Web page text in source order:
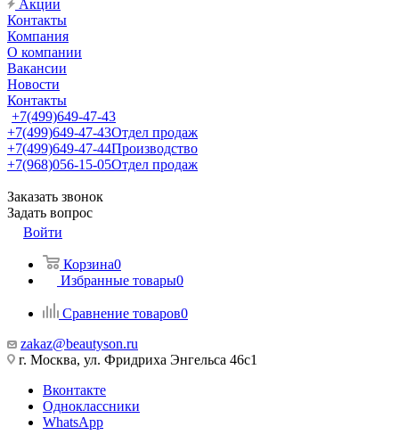
Акции
Контакты
Компания
О компании
Вакансии
Новости
Контакты
+7(499)649-47-43
+7(499)649-47-43Отдел продаж
+7(499)649-47-44Производство
+7(968)056-15-05Отдел продаж
Заказать звонок
Задать вопрос
Войти
Корзина0
Избранные товары0
Сравнение товаров0
zakaz@beautyson.ru
г. Москва, ул. Фридриха Энгельса 46с1
Вконтакте
Одноклассники
WhatsApp